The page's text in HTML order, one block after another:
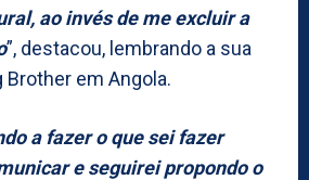
ao invés de me excluir a
”, destacou, lembrando a sua
Brother em Angola.
a fazer o que sei fazer
e seguirei propondo o